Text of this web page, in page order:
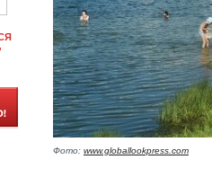
Фото: www.globallookpress.com